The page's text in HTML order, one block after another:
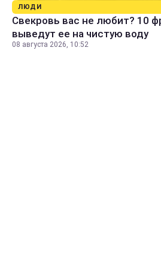
ЛЮДИ
Свекровь вас не любит? 10
выведут ее на чистую воду
08 августа 2026, 10:52